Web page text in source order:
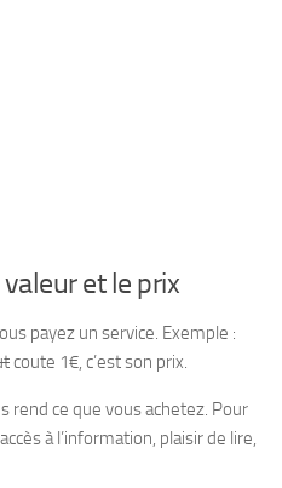
et le prix
payez un service. Exemple :
coute 1€, c’est son prix.
rend ce que vous achetez. Pour
à l’information, plaisir de lire,